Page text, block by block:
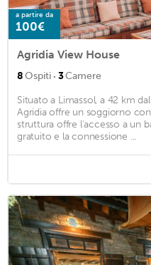
a partire da
100€
Agridia View House
8Ospiti · 3Camere
Situato a Limassol, a 42 km
Agridia offre un soggiorno
struttura offre l'accesso a un
gratuito e la connessione ...